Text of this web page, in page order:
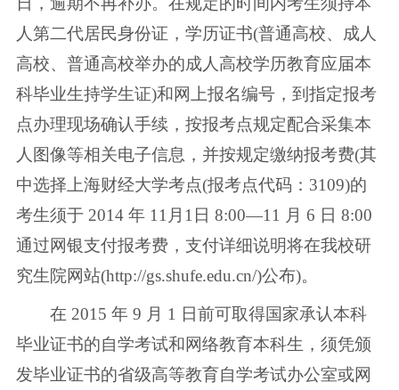
人第二代居民身份证，学历证书(普通高校、成人
高校、普通高校举办的成人高校学历教育应届本
科毕业生持学生证)和网上报名编号，到指定报考
点办理现场确认手续，按报考点规定配合采集本
人图像等相关电子信息，并按规定缴纳报考费(其
中选择上海财经大学考点(报考点代码：3109)的
考生须于 2014 年 11月1日 8:00—11 月 6 日 8:00
通过网银支付报考费，支付详细说明将在我校研
究生院网站(http://gs.shufe.edu.cn/)公布)。
在 2015 年 9 月 1 日前可取得国家承认本科
毕业证书的自学考试和网络教育本科生，须凭颁
发毕业证书的省级高等教育自学考试办公室或网